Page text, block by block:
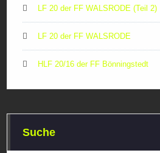
LF 20 der FF WALSRODE (Teil 2)
LF 20 der FF WALSRODE
HLF 20/16 der FF Bönningstedt
Suche